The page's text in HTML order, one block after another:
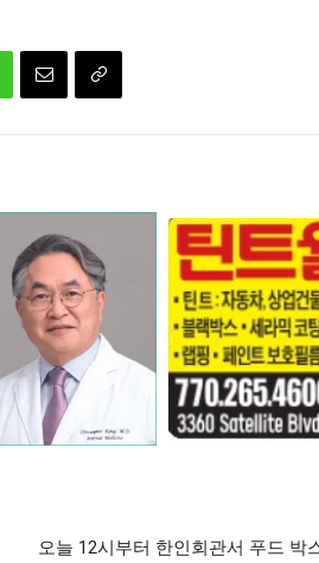
오늘 12시부터 한인회관서 푸드 박